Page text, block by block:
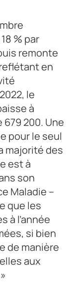
% par
remonte
en
le
à
200. Une
pour le seul
majorité des
est à
son
Maladie –
que les
à l’année
si bien
de manière
aux